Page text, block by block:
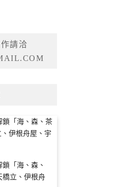
請洽
「海、森、
橋立、伊根舟